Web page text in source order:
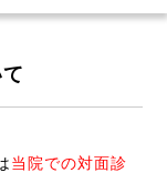
当院での対面診